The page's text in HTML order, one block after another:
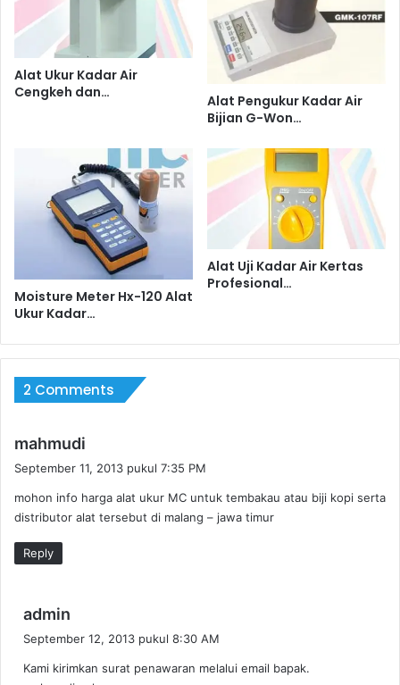
Alat Ukur Kadar Air
Cengkeh dan…
Alat Pengukur Kadar Air
Bijian G-Won…
Moisture Meter Hx-120 Alat
Ukur Kadar…
Alat Uji Kadar Air Kertas
Profesional…
2 Comments
mahmudi
k
a
September 11, 2013 pukul 7:35 PM
mohon info harga alat ukur MC untuk tembakau atau biji kopi serta
distributor alat tersebut di malang – jawa timur
Reply
admin
k
September 12, 2013 pukul 8:30 AM
Kami kirimkan surat penawaran melalui email bapak.